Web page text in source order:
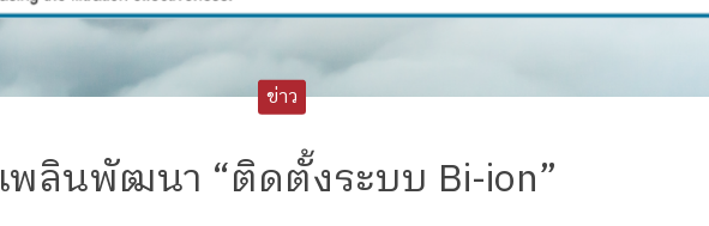
ข่าว
เพลินพัฒนา “ติดตั้งระบบ Bi-ion”